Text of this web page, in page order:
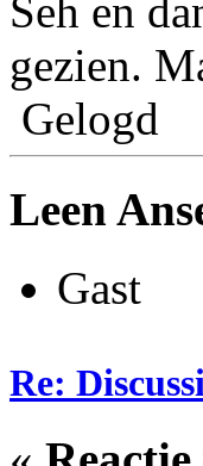
Seh en
gezien.
Gelogd
Leen
Gast
Re: